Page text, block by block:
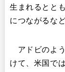
生まれるとと
につながるな
アドビのよ
けて、米国で